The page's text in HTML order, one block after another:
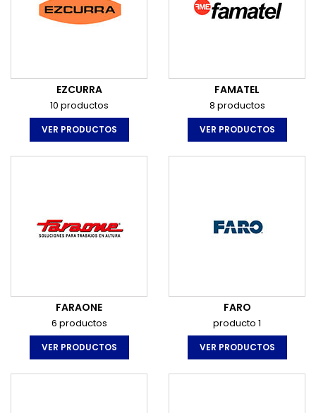
EZCURRA
10 productos
VER PRODUCTOS
FAMATEL
8 productos
VER PRODUCTOS
FARAONE
6 productos
VER PRODUCTOS
FARO
producto 1
VER PRODUCTOS